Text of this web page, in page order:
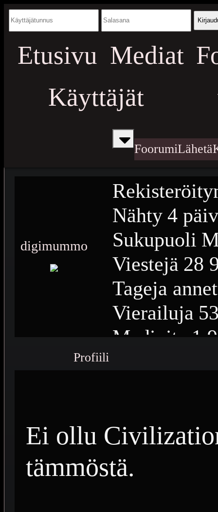
Etusivu Mediat
Käyttäjät
FoorumiLähetä
digimummo
Nähty 4
Sukupuoli
Viestejä 28
Tageja
Vierailuja
Medioita
1
Profiili
Ei ollu
tämmöstä.